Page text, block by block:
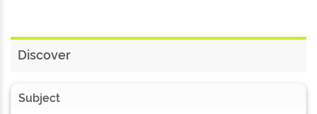
Discover
Subject